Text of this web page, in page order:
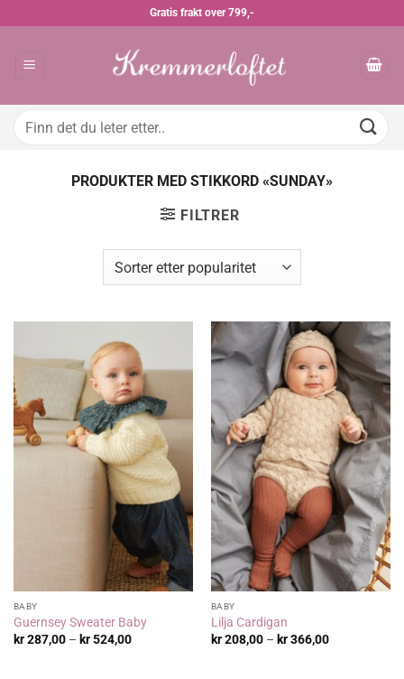
Gratis frakt over 799,-
Søk
PRODUKTER MED STIKKORD «SUNDAY»
FILTRER
BABY
Guernsey Sweater Baby
kr287,00 – kr524,00Prisområde:
BABY
Lilja Cardigan
kr208,00 – kr366,00Prisområde: